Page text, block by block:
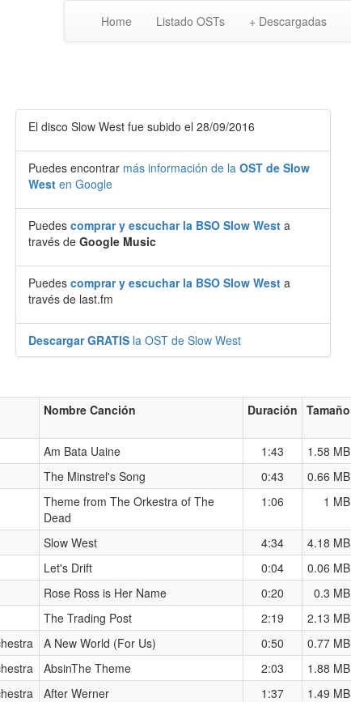
Home Listado OSTs + Descargadas
El disco Slow West fue subido el 28/09/2016
Puedes encontrar más información de la OST de Slow
West en Google
Puedes comprar y escuchar la BSO Slow West a
través de Google Music
Puedes comprar y escuchar la BSO Slow West a
través de last.fm
Descargar GRATIS la OST de Slow West
Nombre Canción Duración Tamaño
Am Bata Uaine 1:43
1.58 MB
The Minstrel's Song 0:43
0.66 MB
Theme from The Orkestra of The
Dead
1:06 1 MB
Slow West 4:34
4.18 MB
Let's Drift 0:04
0.06 MB
Rose Ross is Her Name 0:20
0.3 MB
The Trading Post 2:19
2.13 MB
A New World (For Us) 0:50
0.77 MB
AbsinThe Theme 2:03
1.88 MB
After Werner 1:37
1.49 MB